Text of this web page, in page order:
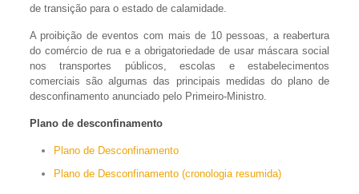
de transição para o estado de calamidade.
A proibição de eventos com mais de 10 pessoas, a reabertura
do comércio de rua e a obrigatoriedade de usar máscara social
nos transportes públicos, escolas e estabelecimentos
comerciais são algumas das principais medidas do plano de
desconfinamento anunciado pelo Primeiro-Ministro.
Plano de desconfinamento
Plano de Desconfinamento
Plano de Desconfinamento (cronologia resumida)